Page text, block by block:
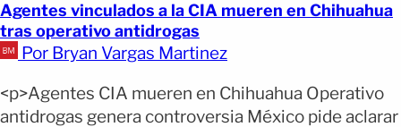
Agentes vinculados a la CIA mueren en Chihuahua
tras operativo antidrogas
Por Bryan Vargas Martinez
<p>Agentes CIA mueren en Chihuahua Operativo
antidrogas genera controversia México pide aclarar